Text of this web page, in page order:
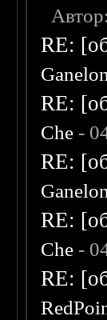
RE:
Ganelon
RE:
Che -
RE:
Ganelon
RE:
Che -
RE: